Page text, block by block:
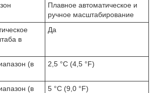
Плавное автоматическое и
ручное масштабирование
в
Да
(в
2,5 °C (4,5 °F)
(в
5 °C (9,0 °F)